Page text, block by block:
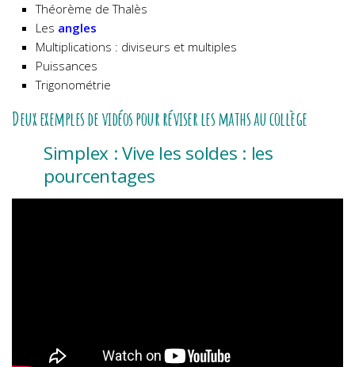
Théorème de Thalès
Les angles
Multiplications : diviseurs et multiples
Puissances
Trigonométrie
Deux exemples de vidéos pour réviser les maths au collège
Simplex : Vive les soldes : les
pourcentages